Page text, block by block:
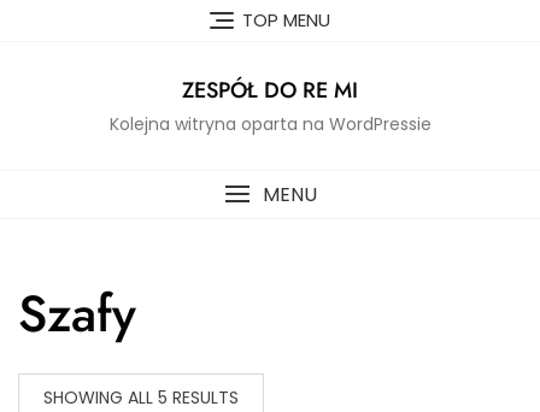
TOP MENU
ZESPÓŁ DO RE MI
Kolejna witryna oparta na WordPressie
MENU
Szafy
SHOWING ALL 5 RESULTS